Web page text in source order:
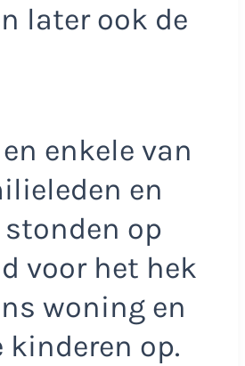
later ook de
enkele van
en
op
voor het hek
woning en
kinderen op.